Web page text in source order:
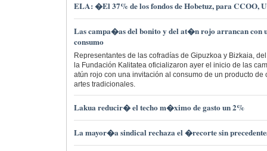
ELA: �El 37% de los fondos de Hobetuz, para CCOO,
Las campa�as del bonito y del at�n rojo arrancan con
consumo
Representantes de las cofradías de Gipuzkoa y Bizkaia,
la Fundación Kalitatea oficializaron ayer el inicio de las
atún rojo con una invitación al consumo de un producto de
artes tradicionales.
Lakua reducir� el techo m�ximo de gasto un 2%
La mayor�a sindical rechaza el �recorte sin